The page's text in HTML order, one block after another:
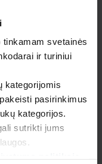
svetainės
ir turiniui
kategorijomis
pasirinkimus
kategorijos.
sutrikti jums
Medvilnė 45%
cm